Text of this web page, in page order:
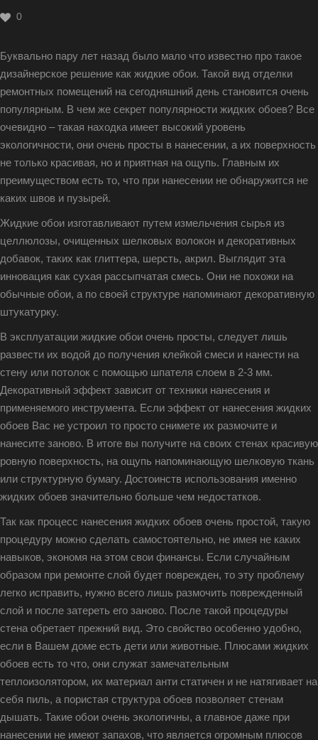
0
Буквально пару лет назад было мало что известно про такое
дизайнерское решение как жидкие обои. Такой вид отделки
ремонтных помещений на сегодняшний день становится очень
популярным. В чем же секрет популярности жидких обоев? Все
очевидно – такая находка имеет высокий уровень
экологичности, они очень просты в нанесении, а их поверхность
не только красивая, но и приятная на ощупь. Главным их
преимуществом есть то, что при нанесении не обнаружится не
каких швов и пузырей.
Жидкие обои изготавливают путем измельчения сырья из
целлюлозы, очищенных шелковых волокон и декоративных
добавок, таких как глиттера, шерсть, акрил. Выглядит эта
инновация как сухая рассыпчатая смесь. Они не похожи на
обычные обои, а по своей структуре напоминают декоративную
штукатурку.
В эксплуатации жидкие обои очень просты, следует лишь
развести их водой до получения клейкой смеси и нанести на
стену или потолок с помощью шпателя слоем в 2-3 мм.
Декоративный эффект зависит от техники нанесения и
применяемого инструмента. Если эффект от нанесения жидких
обоев Вас не устроил то просто снимете их размочите и
нанесите заново. В итоге вы получите на своих стенах красивую
ровную поверхность, на ощупь напоминающую шелковую ткань
или структурную бумагу. Достоинств использования именно
жидких обоев значительно больше чем недостатков.
Так как процесс нанесения жидких обоев очень простой, такую
процедуру можно сделать самостоятельно, не имея не каких
навыков, экономя на этом свои финансы. Если случайным
образом при ремонте слой будет поврежден, то эту проблему
легко исправить, нужно всего лишь размочить поврежденный
слой и после затереть его заново. После такой процедуры
стена обретает прежний вид. Это свойство особенно удобно,
если в Вашем доме есть дети или животные. Плюсами жидких
обоев есть то что, они служат замечательным
теплоизолятором, их материал анти статичен и не натягивает на
себя пиль, а пористая структура обоев позволяет стенам
дышать. Такие обои очень экологичны, а главное даже при
нанесении не имеют запахов, что является огромным плюсов